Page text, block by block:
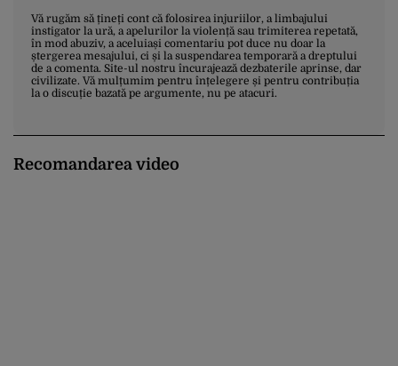
Vă rugăm să țineți cont că folosirea injuriilor, a limbajului
instigator la ură, a apelurilor la violență sau trimiterea repetată,
în mod abuziv, a aceluiași comentariu pot duce nu doar la
ștergerea mesajului, ci și la suspendarea temporară a dreptului
de a comenta. Site-ul nostru încurajează dezbaterile aprinse, dar
civilizate. Vă mulțumim pentru înțelegere și pentru contribuția
la o discuție bazată pe argumente, nu pe atacuri.
Recomandarea video